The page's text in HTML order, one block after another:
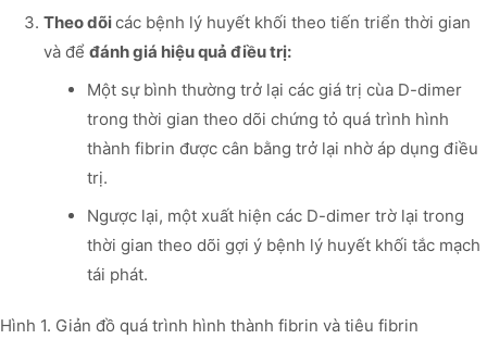
Theo dõicác bệnh lý huyết khối theo tiến triển thời gian
và để đánh giá hiệu quả điều trị:
Một sự bình thường trở lại các giá trị cùa D-dimer
trong thời gian theo dõi chứng tỏ quá trình hình
thành fibrin được cân bằng trở lại nhờ áp dụng điều
trị.
Ngược lại, một xuất hiện các D-dimer trờ lại trong
thời gian theo dõi gợi ý bệnh lý huyết khối tắc mạch
tái phát.
Hình 1. Giản đồ quá trình hình thành fibrin và tiêu fibrin